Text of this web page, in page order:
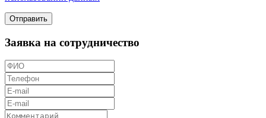
Отправить
Заявка на сотрудничество